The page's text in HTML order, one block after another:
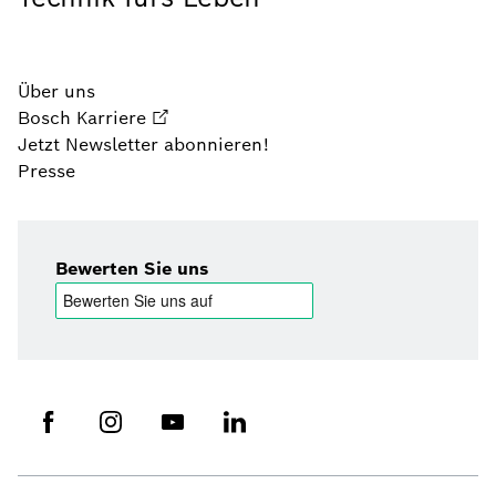
Über uns
Bosch Karriere
Jetzt Newsletter abonnieren!
Presse
Bewerten Sie uns